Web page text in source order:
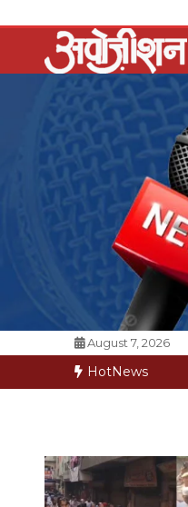
to
content
August 7, 2026
HotNews
की कगार पर मैक्स में नी-रिप्लेसमेंट